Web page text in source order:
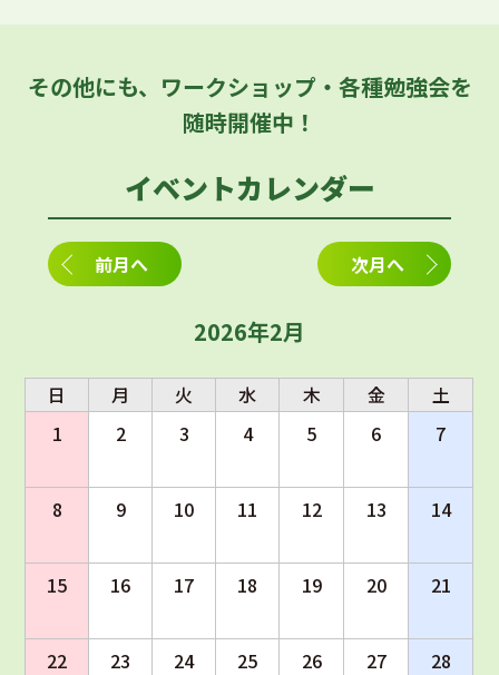
その他にも、ワークショップ・各種勉強会を
随時開催中！
イベントカレンダー
前月へ 次月へ
2026年2月
日 月 火 水 木 金
土
1
2 3 4 5 6 7
8 9 10 11 12 13 14
15 16 17 18 19 20 21
22 23 24 25 26 27 28